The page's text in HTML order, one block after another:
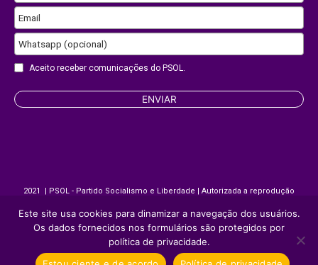
Name
Email
Whatsapp (opcional)
Aceito receber comunicações do PSOL.
ENVIAR
2021 | PSOL - Partido Socialismo e Liberdade | Autorizada a reprodução
desde que citada a fonte.
Site desenvolvido porAppmobi
Este site usa cookies para dinamizar a navegação dos usuários.
Os dados fornecidos nos formulários são protegidos por
política de privacidade.